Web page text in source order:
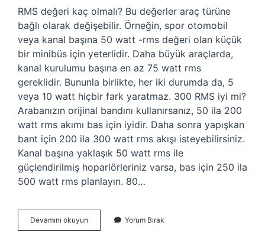
RMS değeri kaç olmalı? Bu değerler araç türüne
bağlı olarak değişebilir. Örneğin, spor otomobil
veya kanal başına 50 watt -rms değeri olan küçük
bir minibüs için yeterlidir. Daha büyük araçlarda,
kanal kurulumu başına en az 75 watt rms
gereklidir. Bununla birlikte, her iki durumda da, 5
veya 10 watt hiçbir fark yaratmaz. 300 RMS iyi mi?
Arabanızın orijinal bandını kullanırsanız, 50 ila 200
watt rms akımı bas için iyidir. Daha sonra yapışkan
bant için 200 ila 300 watt rms akışı isteyebilirsiniz.
Kanal başına yaklaşık 50 watt rms ile
güçlendirilmiş hoparlörleriniz varsa, bas için 250 ila
500 watt rms planlayın. 80…
Devamını okuyun
Yüksek
Yorum Bırak